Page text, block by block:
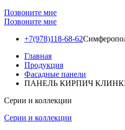
Позвоните мне
Позвоните мне
+7(978)118-68-62
Главная
Продукция
Фасадные панели
ПАНЕЛЬ КИРПИЧ
Серии и коллекции
Серии и коллекции